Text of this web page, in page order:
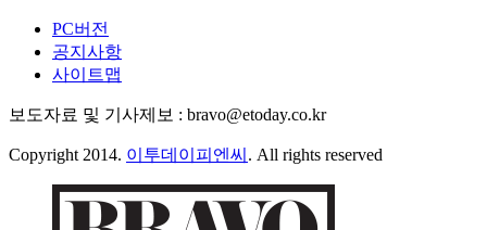
PC버전
공지사항
사이트맵
보도자료 및 기사제보 : bravo@etoday.co.kr
Copyright 2014. 이투데이피엔씨 . All rights reserved